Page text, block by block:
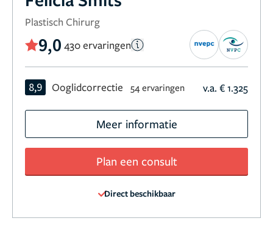
Plastisch Chirurg
9,0 430 ervaringen
8,9 Ooglidcorrectie 54 ervaringen v.a. € 1.325
Meer informatie
Plan een consult
Direct beschikbaar